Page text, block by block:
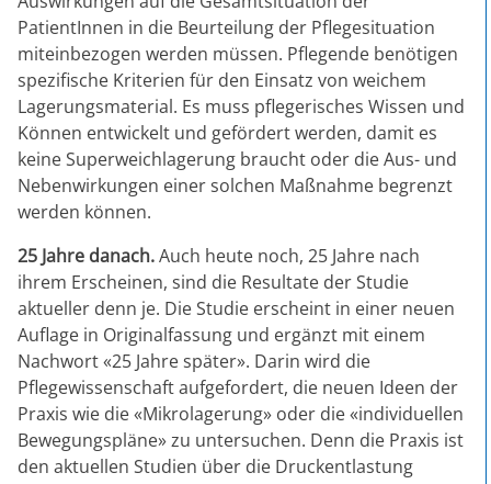
PatientInnen in die Beurteilung der Pflegesituation
miteinbezogen werden müssen. Pflegende benötigen
spezifische Kriterien für den Einsatz von weichem
Lagerungsmaterial. Es muss pflegerisches Wissen und
Können entwickelt und gefördert werden, damit es
keine Superweichlagerung braucht oder die Aus- und
Nebenwirkungen einer solchen Maßnahme begrenzt
werden können.
25 Jahre danach.Auch heute noch, 25 Jahre nach
ihrem Erscheinen, sind die Resultate der Studie
aktueller denn je. Die Studie erscheint in einer neuen
Auflage in Originalfassung und ergänzt mit einem
Nachwort «25 Jahre später». Darin wird die
Pflegewissenschaft aufgefordert, die neuen Ideen der
Praxis wie die «Mikrolagerung» oder die «individuellen
Bewegungspläne» zu untersuchen. Denn die Praxis ist
den aktuellen Studien über die Druckentlastung